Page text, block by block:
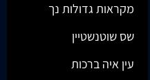
מקראות גדולות נך
שס שוטנשטיין
עין איה ברכות